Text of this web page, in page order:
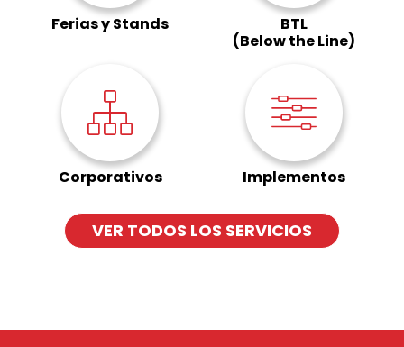
Ferias y Stands
BTL
(Below the Line)
Corporativos Implementos
VER TODOS LOS SERVICIOS